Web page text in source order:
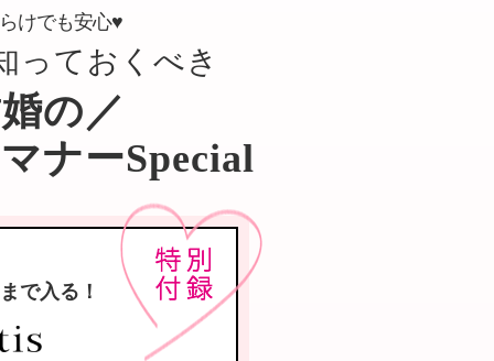
けでも安心♥
っておくべき
の／
ナーSpecial
で入る！